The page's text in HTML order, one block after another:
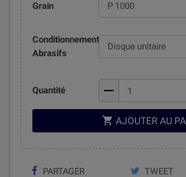
Grain
Conditionnement
Abrasifs
Quantité remove
 AJOUTER AU
PARTAGER TWEET